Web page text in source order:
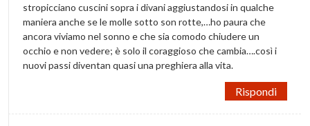
stropicciano cuscini sopra i divani aggiustandosi in qualche
maniera anche se le molle sotto son rotte,…ho paura che
ancora viviamo nel sonno e che sia comodo chiudere un
occhio e non vedere; è solo il coraggioso che cambia….così i
nuovi passi diventan quasi una preghiera alla vita.
Rispondi